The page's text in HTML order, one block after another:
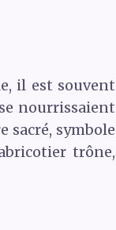
il est souvent
nourrissaient
sacré, symbole
trône,